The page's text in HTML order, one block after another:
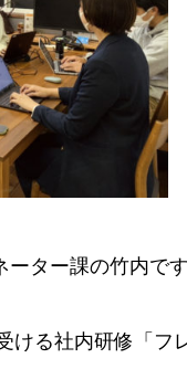
ーター課の竹内で
ける社内研修「フ